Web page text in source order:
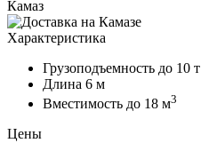
Камаз
Характеристика
Грузоподъемность до 10 т
Длина 6 м
Вместимость до 18 м3
Цены